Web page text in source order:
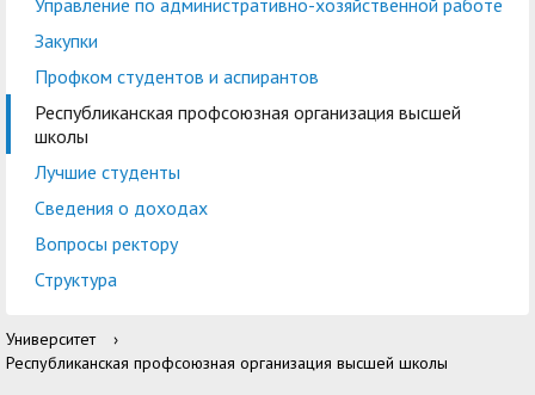
Международная
деятельность
Управление по
административно-
Закупки
Республиканская
организация высшей
Вопросы ректору
Центр тестирования
иностранных граждан
по русскому языку
Центр развития
компетенций
Центр русского языка
представителей)
Управление по административно-хозяйственной работе
Закупки
Профком студентов и аспирантов
Республиканская профсоюзная организация высшей
школы
Лучшие студенты
Сведения о доходах
Вопросы ректору
Структура
Университет
›
Республиканская профсоюзная организация высшей школы